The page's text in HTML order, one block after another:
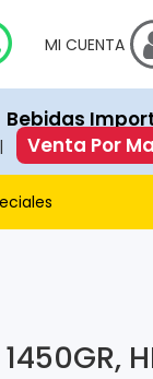
as "Out
exact
on
MI CUENTA
Bebidas
| Venta Por